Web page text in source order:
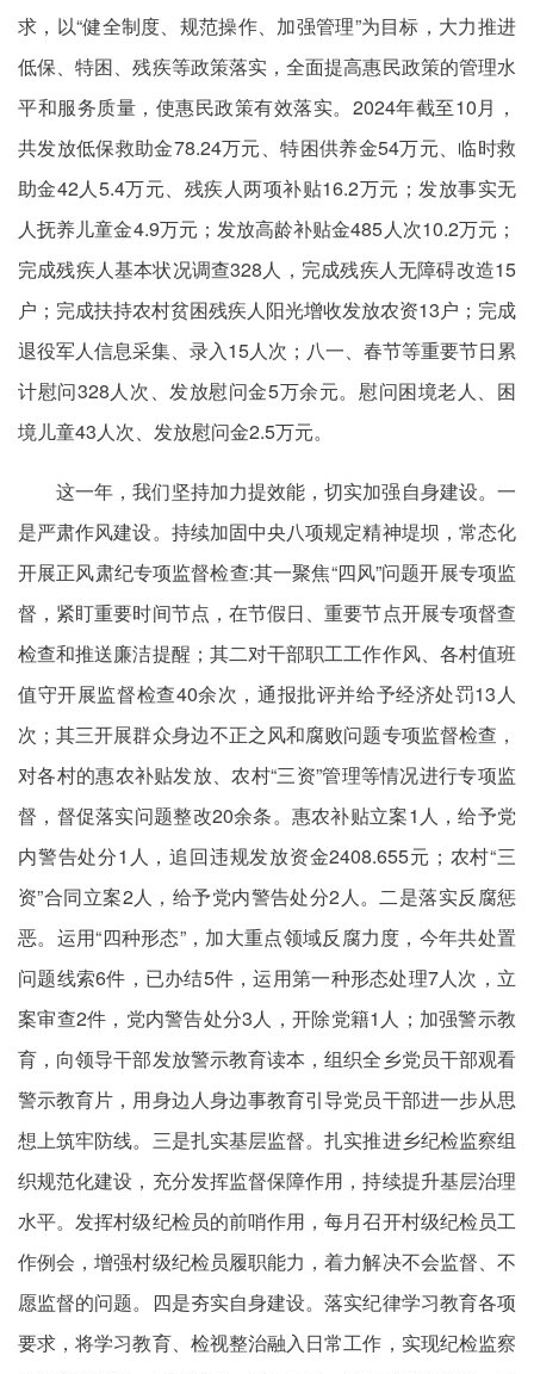
求，以“健全制度、规范操作、加强管理”为目标，大力推进
低保、特困、残疾等政策落实，全面提高惠民政策的管理水
平和服务质量，使惠民政策有效落实。2024年截至10月，
共发放低保救助金78.24万元、特困供养金54万元、临时救
助金42人5.4万元、残疾人两项补贴16.2万元；发放事实无
人抚养儿童金4.9万元；发放高龄补贴金485人次10.2万元；
完成残疾人基本状况调查328人，完成残疾人无障碍改造15
户；完成扶持农村贫困残疾人阳光增收发放农资13户；完成
退役军人信息采集、录入15人次；八一、春节等重要节日累
计慰问328人次、发放慰问金5万余元。慰问困境老人、困
境儿童43人次、发放慰问金2.5万元。
这一年，我们坚持加力提效能，切实加强自身建设。一
是严肃作风建设。持续加固中央八项规定精神堤坝，常态化
开展正风肃纪专项监督检查:其一聚焦“四风”问题开展专项监
督，紧盯重要时间节点，在节假日、重要节点开展专项督查
检查和推送廉洁提醒；其二对干部职工工作作风、各村值班
值守开展监督检查40余次，通报批评并给予经济处罚13人
次；其三开展群众身边不正之风和腐败问题专项监督检查，
对各村的惠农补贴发放、农村“三资”管理等情况进行专项监
督，督促落实问题整改20余条。惠农补贴立案1人，给予党
内警告处分1人，追回违规发放资金2408.655元；农村“三
资”合同立案2人，给予党内警告处分2人。二是落实反腐惩
恶。运用“四种形态”，加大重点领域反腐力度，今年共处置
问题线索6件，已办结5件，运用第一种形态处理7人次，立
案审查2件，党内警告处分3人，开除党籍1人；加强警示教
育，向领导干部发放警示教育读本，组织全乡党员干部观看
警示教育片，用身边人身边事教育引导党员干部进一步从思
想上筑牢防线。三是扎实基层监督。扎实推进乡纪检监察组
织规范化建设，充分发挥监督保障作用，持续提升基层治理
水平。发挥村级纪检员的前哨作用，每月召开村级纪检员工
作例会，增强村级纪检员履职能力，着力解决不会监督、不
愿监督的问题。四是夯实自身建设。落实纪律学习教育各项
要求，将学习教育、检视整治融入日常工作，实现纪检监察